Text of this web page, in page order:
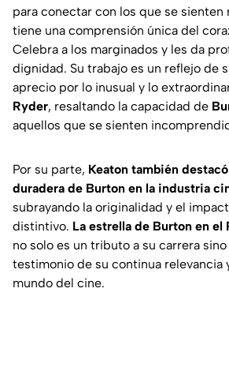
para conectar con los que se sienten
tiene una comprensión única del
Celebra a los marginados y les da
dignidad. Su trabajo es un reflejo de
aprecio por lo inusual y lo
Ryder, resaltando la capacidad de
aquellos que se sienten
Por su parte, Keaton también
duradera de Burton en la industria
subrayando la originalidad y el
distintivo. La estrella de Burton en el
no solo es un tributo a su carrera
testimonio de su continua relevancia
mundo del cine.